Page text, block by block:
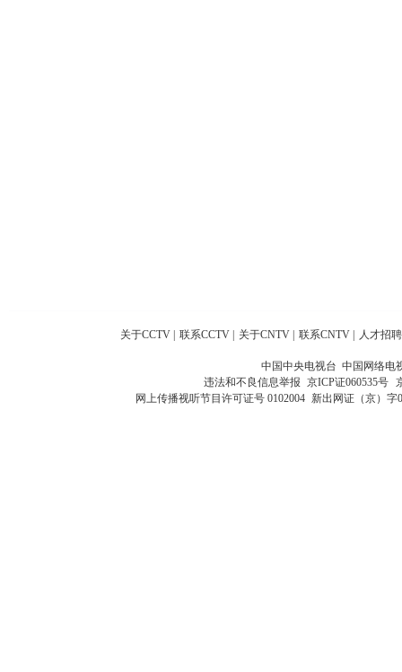
关于CCTV 联系CCTV 关于CNTV 联系CNTV 人才招聘
中国中央电视台 中国网络电
违法和不良信息举报 京ICP证060535号
网上传播视听节目许可证号 0102004 新出网证（京）